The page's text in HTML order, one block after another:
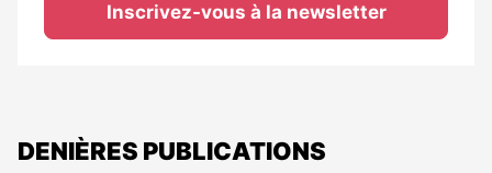
Inscrivez-vous à la newsletter
DENIÈRES PUBLICATIONS